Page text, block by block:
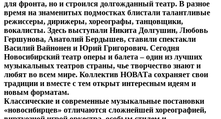
для фронта, но и строился долгожданный театр. В разное
время на знаменитых подмостках блистали талантливые
режиссеры, дирижеры, хореографы, танцовщики,
вокалисты. Здесь выступали Никита Долгушин, Любовь
Гершунова, Анатолий Бердышев, ставили спектакли
Василий Вайнонен и Юрий Григорович. Сегодня
Новосибирский театр оперы и балета – один из лучших
музыкальных театров страны, чье творчество знают и
любят во всем мире. Коллектив НОВАТа сохраняет свои
традиции и вместе с тем открыт интересным идеям и
новым форматам.
Классические и современные музыкальные постановки
«новосибирцев» отличаются сложнейшей хореографией,